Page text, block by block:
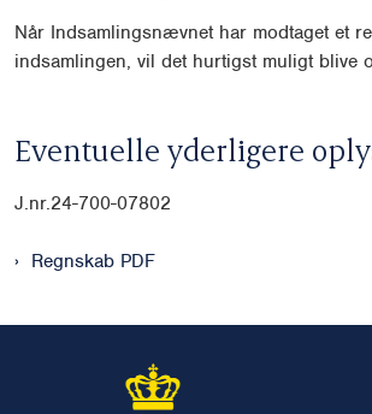
Når Indsamlingsnævnet har modtaget et
indsamlingen, vil det hurtigst muligt blive
Eventuelle yderligere
J.nr.24-700-07802
Regnskab PDF